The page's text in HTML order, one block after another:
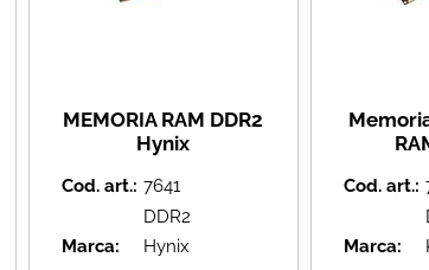
MEMORIA RAM DDR2
Hynix
2GB DDR2 PC2-6400
800 Mhz SODIMM OS a
200 pin
Cod. art.: 7641
DDR2
Marca:
Hynix
Cod. art.:
Marca: